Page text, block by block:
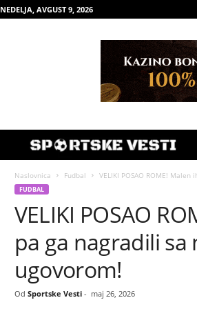
NEDELJA, AVGUST 9, 2026
Naslovnica Fudbal VELIKI POSAO ROME!
FUDBAL
VELIKI POSAO
pa ga nagradili
ugovorom!
Od Sportske Vesti- maj 26, 2026